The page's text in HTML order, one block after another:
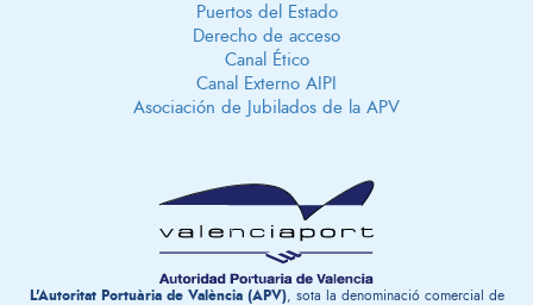
Puertos del Estado
Derecho de acceso
Canal Ético
Canal Externo AIPI
Asociación de Jubilados de la APV
L'Autoritat Portuària de València (APV), sota la denominació comercial de